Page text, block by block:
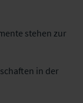
stehen zur
in der